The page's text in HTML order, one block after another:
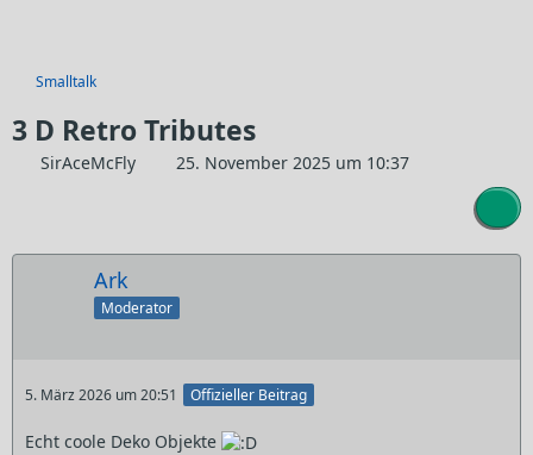
Smalltalk
3 D Retro Tributes
SirAceMcFly 25. November 2025 um 10:37
Ark
Moderator
5. März 2026 um 20:51 Offizieller Beitrag
Echt coole Deko Objekte